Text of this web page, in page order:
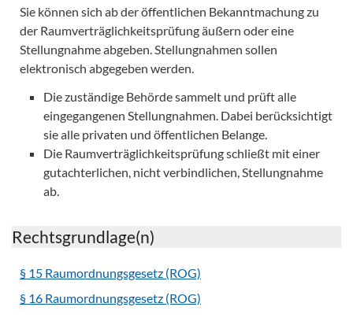
Sie können sich ab der öffentlichen Bekanntmachung zu
der Raumverträglichkeitsprüfung äußern oder eine
Stellungnahme abgeben. Stellungnahmen sollen
elektronisch abgegeben werden.
Die zuständige Behörde sammelt und prüft alle
eingegangenen Stellungnahmen. Dabei berücksichtigt
sie alle privaten und öffentlichen Belange.
Die Raumverträglichkeitsprüfung schließt mit einer
gutachterlichen, nicht verbindlichen, Stellungnahme
ab.
Rechtsgrundlage(n)
§ 15 Raumordnungsgesetz (ROG)
§ 16 Raumordnungsgesetz (ROG)